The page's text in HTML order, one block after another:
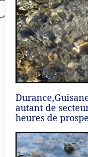
autant de
heures de